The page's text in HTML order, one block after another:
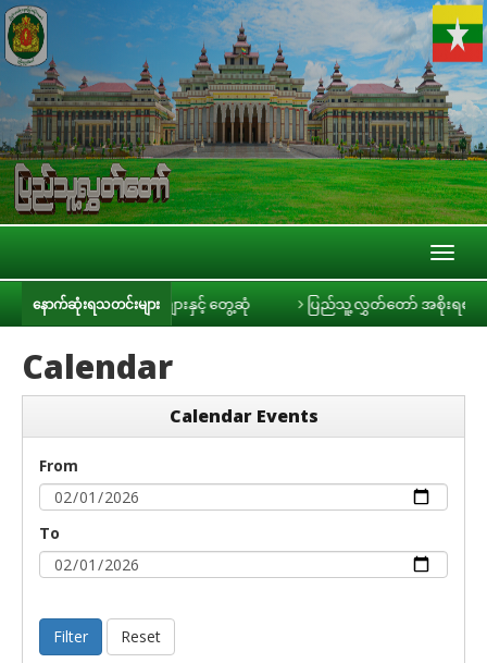
နောက်ဆုံးရသတင်းများ
ခင်ရီ သတင်းမီဒီယာများနှင့် တွေ့ဆုံ ပြည်သူ့လွှတ်တော် အစိုးရ၏ အာမခံခ
Calendar
Calendar Events
From
To
Filter Reset